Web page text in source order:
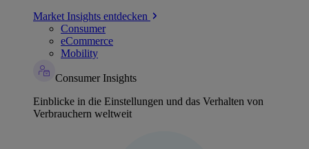
Market Insights entdecken
Consumer
eCommerce
Mobility
Consumer Insights
Einblicke in die Einstellungen und das Verhalten von
Verbrauchern weltweit